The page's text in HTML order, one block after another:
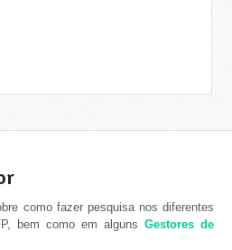
como fazer pesquisa nos diferentes
bem como em alguns Gestores de